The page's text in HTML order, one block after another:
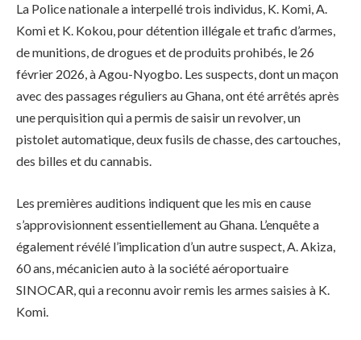
La Police nationale a interpellé trois individus, K. Komi, A.
Komi et K. Kokou, pour détention illégale et trafic d’armes,
de munitions, de drogues et de produits prohibés, le 26
février 2026, à Agou-Nyogbo. Les suspects, dont un maçon
avec des passages réguliers au Ghana, ont été arrêtés après
une perquisition qui a permis de saisir un revolver, un
pistolet automatique, deux fusils de chasse, des cartouches,
des billes et du cannabis.
Les premières auditions indiquent que les mis en cause
s’approvisionnent essentiellement au Ghana. L’enquête a
également révélé l’implication d’un autre suspect, A. Akiza,
60 ans, mécanicien auto à la société aéroportuaire
SINOCAR, qui a reconnu avoir remis les armes saisies à K.
Komi.